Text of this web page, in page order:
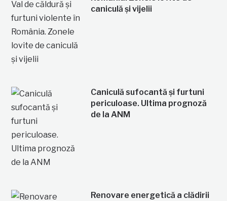
caniculă și vijelii
Caniculă sufocantă și furtuni
periculoase. Ultima prognoză
de la ANM
Renovare energetică a clădirii